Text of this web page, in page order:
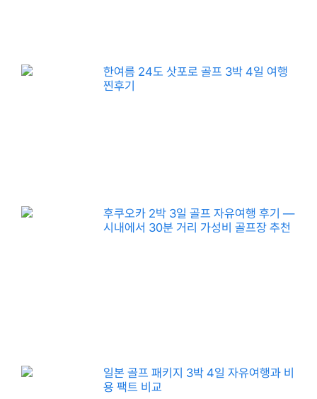
한여름 24도 삿포로 골프 3박 4일 여행
찐후기
후쿠오카 2박 3일 골프 자유여행 후기 —
시내에서 30분 거리 가성비 골프장 추천
일본 골프 패키지 3박 4일 자유여행과 비
용 팩트 비교